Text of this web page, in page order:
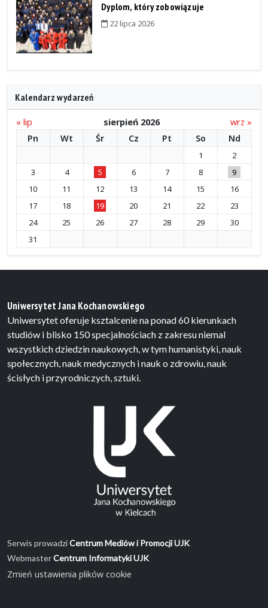
Dyplom, który zobowiązuje
22 lipca 2026
Kalendarz wydarzeń
« lip sierpień 2026
wrz »
Pn
Wt Śr Cz Pt So Nd
1
2
3
4 5 6 7 8
9
10
11 12 13 14 15
16
17
18 19 20 21 22
23
24
25 26 27 28 29
30
31
Uniwersytet Jana Kochanowskiego
Uniwersytet oferuje ksztalcenie na ponad 60 kierunkach
studiów i blisko 150 specjalnościach z zakresu niemal
wszystkich dziedzin naukowych, w tym humanistyki, nauk
społecznych, nauk medycznych i nauk o zdrowiu, nauk
ścisłych i przyrodniczych, sztuki.
Serwis prowadziCentrum Mediów i Promocji UJK
WebmasterCentrum Informatyki UJK
Zmień ustawienia plików cookie